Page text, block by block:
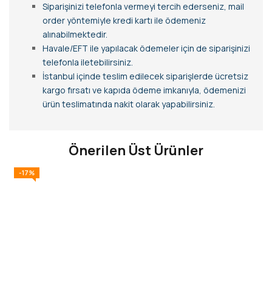
Siparişinizi telefonla vermeyi tercih ederseniz, mail
order yöntemiyle kredi kartı ile ödemeniz
alınabilmektedir.
Havale/EFT ile yapılacak ödemeler için de siparişinizi
telefonla iletebilirsiniz.
İstanbul içinde teslim edilecek siparişlerde ücretsiz
kargo fırsatı ve kapıda ödeme imkanıyla, ödemenizi
ürün teslimatında nakit olarak yapabilirsiniz.
Önerilen Üst Ürünler
-17%